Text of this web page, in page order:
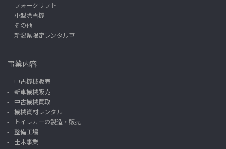
フォークリフト
小型除雪機
その他
新潟県限定レンタル車
事業内容
中古機械販売
新車機械販売
中古機械買取
機械資材レンタル
トイレカーの製造・販売
整備工場
土木事業